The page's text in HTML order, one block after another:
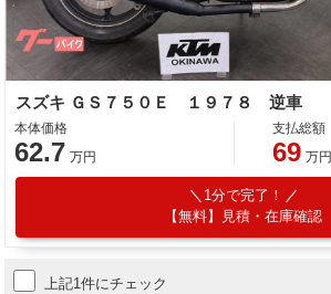
スズキ ＧＳ７５０Ｅ １９７８ 逆車
本体価格
62.7 万円
支払総額
69 万円
1分で完了！
【無料】見積・在庫確認
上記1件にチェック